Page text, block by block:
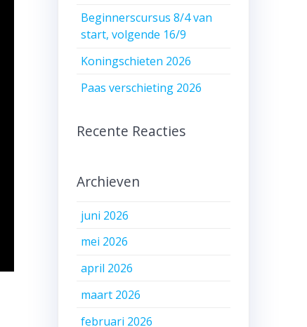
Beginnerscursus 8/4 van
start, volgende 16/9
Koningschieten 2026
Paas verschieting 2026
Recente Reacties
Archieven
juni 2026
mei 2026
april 2026
maart 2026
februari 2026